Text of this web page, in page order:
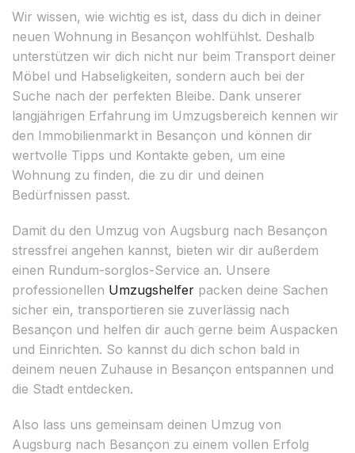
Wir wissen, wie wichtig es ist, dass du dich in deiner
neuen Wohnung in Besançon wohlfühlst. Deshalb
unterstützen wir dich nicht nur beim Transport deiner
Möbel und Habseligkeiten, sondern auch bei der
Suche nach der perfekten Bleibe. Dank unserer
langjährigen Erfahrung im Umzugsbereich kennen wir
den Immobilienmarkt in Besançon und können dir
wertvolle Tipps und Kontakte geben, um eine
Wohnung zu finden, die zu dir und deinen
Bedürfnissen passt.
Damit du den Umzug von Augsburg nach Besançon
stressfrei angehen kannst, bieten wir dir außerdem
einen Rundum-sorglos-Service an. Unsere
professionellen Umzugshelfer packen deine Sachen
sicher ein, transportieren sie zuverlässig nach
Besançon und helfen dir auch gerne beim Auspacken
und Einrichten. So kannst du dich schon bald in
deinem neuen Zuhause in Besançon entspannen und
die Stadt entdecken.
Also lass uns gemeinsam deinen Umzug von
Augsburg nach Besançon zu einem vollen Erfolg